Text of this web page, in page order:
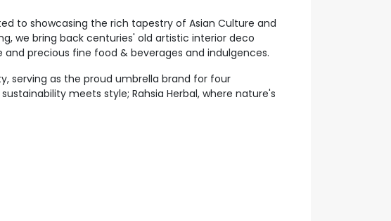
to showcasing the rich tapestry of Asian Culture and
we bring back centuries' old artistic interior deco
precious fine food & beverages and indulgences.
serving as the proud umbrella brand for four
meets style; Rahsia Herbal, where nature's